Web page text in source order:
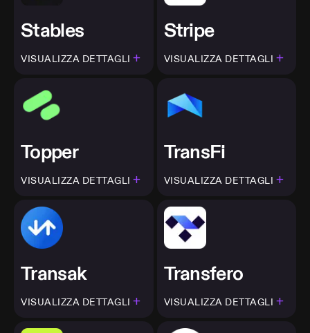
Stables
VISUALIZZA DETTAGLI +
Stripe
VISUALIZZA DETTAGLI +
Topper
VISUALIZZA DETTAGLI +
TransFi
VISUALIZZA DETTAGLI +
Transak
VISUALIZZA DETTAGLI +
Transfero
VISUALIZZA DETTAGLI +